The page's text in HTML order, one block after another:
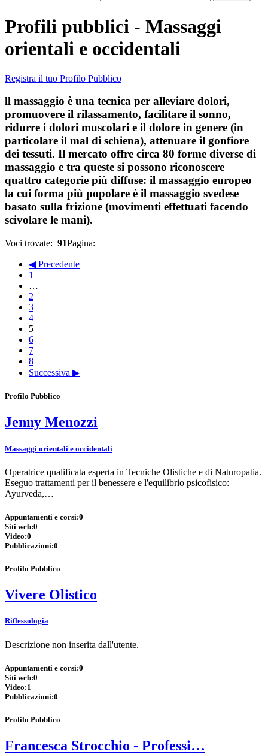
Profili pubblici - Massaggi
orientali e occidentali
Registra il tuo Profilo Pubblico
ll massaggio è una tecnica per alleviare dolori,
promuovere il rilassamento, facilitare il sonno,
ridurre i dolori muscolari e il dolore in genere (in
particolare il mal di schiena), attenuare il gonfiore
dei tessuti. Il mercato offre circa 80 forme diverse di
massaggio e tra queste si possono riconoscere
quattro categorie più diffuse: il massaggio europeo
la cui forma più popolare è il massaggio svedese
basato sulla frizione (movimenti effettuati facendo
scivolare le mani).
Voci trovate: 91Pagina:
◀ Precedente
1
…
2
3
4
5
6
7
8
Successiva ▶
Profilo Pubblico
Jenny Menozzi
Massaggi orientali e occidentali
Operatrice qualificata esperta in Tecniche Olistiche e di Naturopatia.
Eseguo trattamenti per il benessere e l'equilibrio psicofisico:
Ayurveda,…
Appuntamenti e corsi:0
Siti web:0
Video:0
Pubblicazioni:0
Profilo Pubblico
Vivere Olistico
Riflessologia
Descrizione non inserita dall'utente.
Appuntamenti e corsi:0
Siti web:0
Video:1
Pubblicazioni:0
Profilo Pubblico
Francesca Strocchio - Professi…